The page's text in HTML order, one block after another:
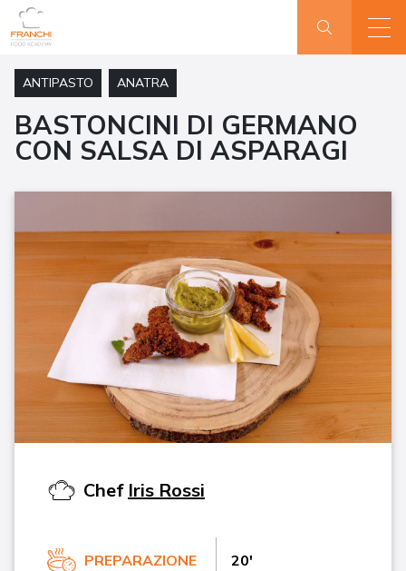
ANTIPASTO ANATRA
BASTONCINI DI GERMANO
CON SALSA DI ASPARAGI
Chef Iris Rossi
PREPARAZIONE 20'